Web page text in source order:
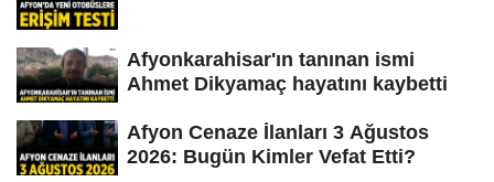
Afyonkarahisar'ın tanınan ismi
Ahmet Dikyamaç hayatını kaybetti
Afyon Cenaze İlanları 3 Ağustos
2026: Bugün Kimler Vefat Etti?